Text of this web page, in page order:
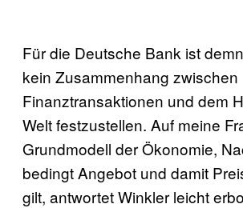
Für die Deutsche Bank ist
kein Zusammenhang zwischen
Finanztransaktionen und dem
Welt festzustellen. Auf meine
Grundmodell der Ökonomie,
bedingt Angebot und damit
gilt, antwortet Winkler leicht